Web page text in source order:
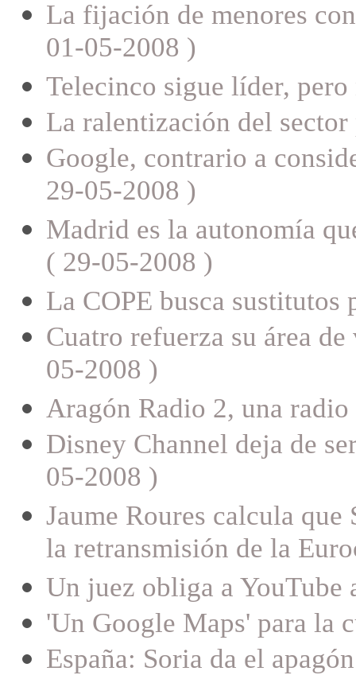
La fijación de menores
01-05-2008 )
Telecinco sigue líder,
La ralentización del
Google, contrario a
29-05-2008 )
Madrid es la autonomía
( 29-05-2008 )
La COPE busca
Cuatro refuerza su área
05-2008 )
Aragón Radio 2, una
Disney Channel deja de
05-2008 )
Jaume Roures calcula
la retransmisión de la
Un juez obliga a YouTube
'Un Google Maps' para la
España: Soria da el